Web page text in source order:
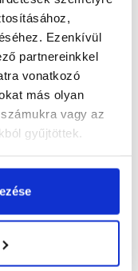
Ezenkívül
partnereinkkel
vonatkozó
más olyan
vagy az
gyűjtöttek.